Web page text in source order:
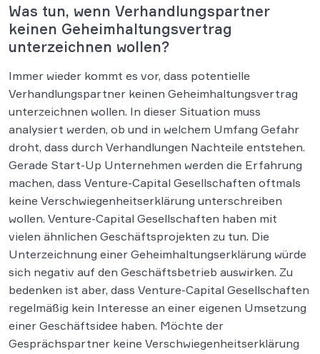
Was tun, wenn Verhandlungspartner
keinen Geheimhaltungsvertrag
unterzeichnen wollen?
Immer wieder kommt es vor, dass potentielle
Verhandlungspartner keinen Geheimhaltungsvertrag
unterzeichnen wollen. In dieser Situation muss
analysiert werden, ob und in welchem Umfang Gefahr
droht, dass durch Verhandlungen Nachteile entstehen.
Gerade Start-Up Unternehmen werden die Erfahrung
machen, dass Venture-Capital Gesellschaften oftmals
keine Verschwiegenheitserklärung unterschreiben
wollen. Venture-Capital Gesellschaften haben mit
vielen ähnlichen Geschäftsprojekten zu tun. Die
Unterzeichnung einer Geheimhaltungserklärung würde
sich negativ auf den Geschäftsbetrieb auswirken. Zu
bedenken ist aber, dass Venture-Capital Gesellschaften
regelmäßig kein Interesse an einer eigenen Umsetzung
einer Geschäftsidee haben. Möchte der
Gesprächspartner keine Verschwiegenheitserklärung